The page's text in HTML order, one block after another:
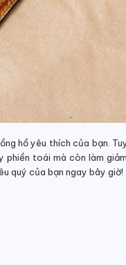
hồ yêu thích của bạn.
phiền toái mà còn làm
quý của bạn ngay bây giờ!